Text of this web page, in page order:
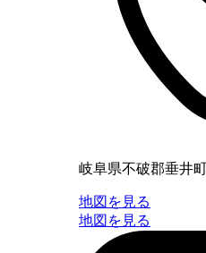
岐阜県不破郡垂井
地図を見る
地図を見る